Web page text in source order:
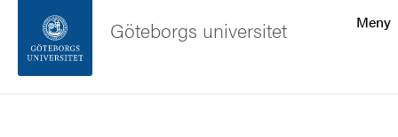
Sidfoten
Meny
Göteborgs universitet